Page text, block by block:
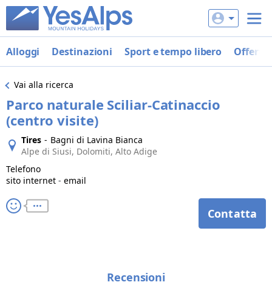
Alloggi Destinazioni Sport e tempo libero Offerte
Vai alla ricerca
Parco naturale Sciliar-Catinaccio
(centro visite)
Tires - Bagni di Lavina Bianca
Alpe di Siusi, Dolomiti, Alto Adige
Telefono
sito internet - email
Contatta
Recensioni